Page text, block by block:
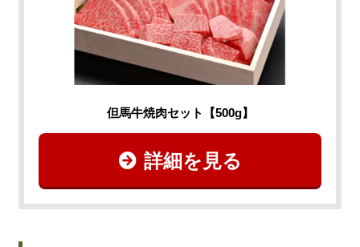
但馬牛焼肉セット【500g】
詳細を見る